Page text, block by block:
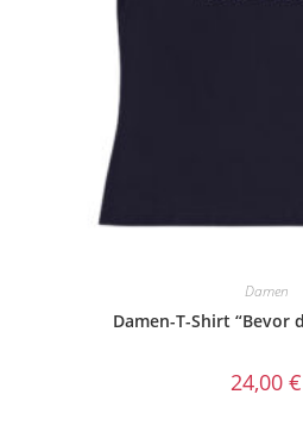
Damen
Damen-T-Shirt “Bevor
24,00 €